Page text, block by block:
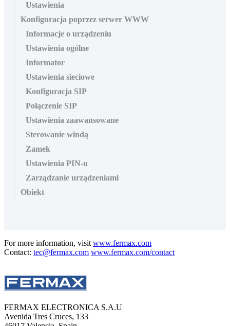
Ustawienia
Konfiguracja poprzez serwer WWW
Informacje o urządzeniu
Ustawienia ogólne
Informator
Ustawienia sieciowe
Konfiguracja SIP
Połączenie SIP
Ustawienia zaawansowane
Sterowanie windą
Zamek
Ustawienia PIN-u
Zarządzanie urządzeniami
Obiekt
For more information, visit www.fermax.com
Contact: tec@fermax.com www.fermax.com/contact
FERMAX ELECTRONICA S.A.U
Avenida Tres Cruces, 133